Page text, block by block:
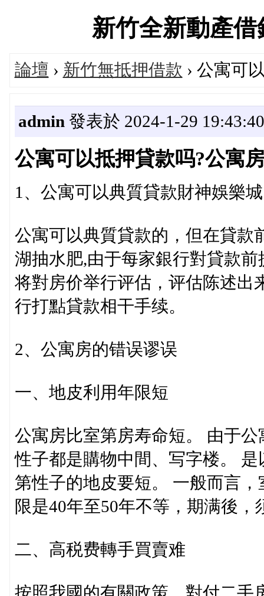
新竹全新動產
論壇 › 新竹無抵押借款 › 公寓可
admin 發表於 2024-1-29 19:43:40
公寓可以抵押貸款吗?公寓
1、公寓可以典質貸款財神娛樂
公寓可以典質貸款的，但在貸款
湖抽水肥,由于每家銀行對貸款
将對房价举行评估，评估陈述出
行打點貸款相干手续。
2、公寓房的错误谬误
一、地皮利用年限短
公寓房比室第房寿命短。 由于
性子都是購物中間、写字楼。
第性子的地皮要短。 一般而言
限是40年至50年不等，期满後，
二、高税费轉手買賣难